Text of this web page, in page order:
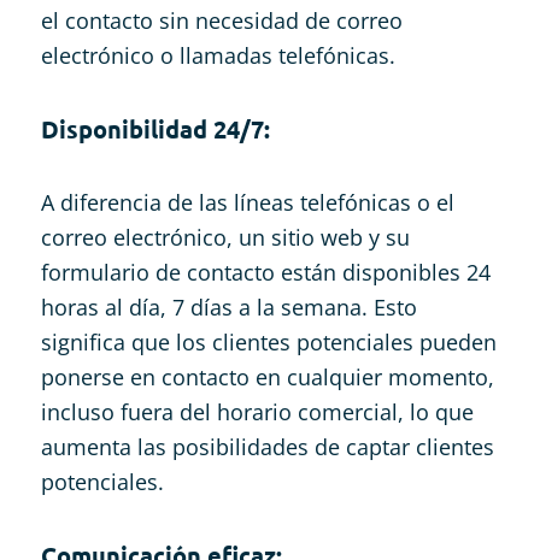
el contacto sin necesidad de correo
electrónico o llamadas telefónicas.
Disponibilidad 24/7:
A diferencia de las líneas telefónicas o el
correo electrónico, un sitio web y su
formulario de contacto están disponibles 24
horas al día, 7 días a la semana. Esto
significa que los clientes potenciales pueden
ponerse en contacto en cualquier momento,
incluso fuera del horario comercial, lo que
aumenta las posibilidades de captar clientes
potenciales.